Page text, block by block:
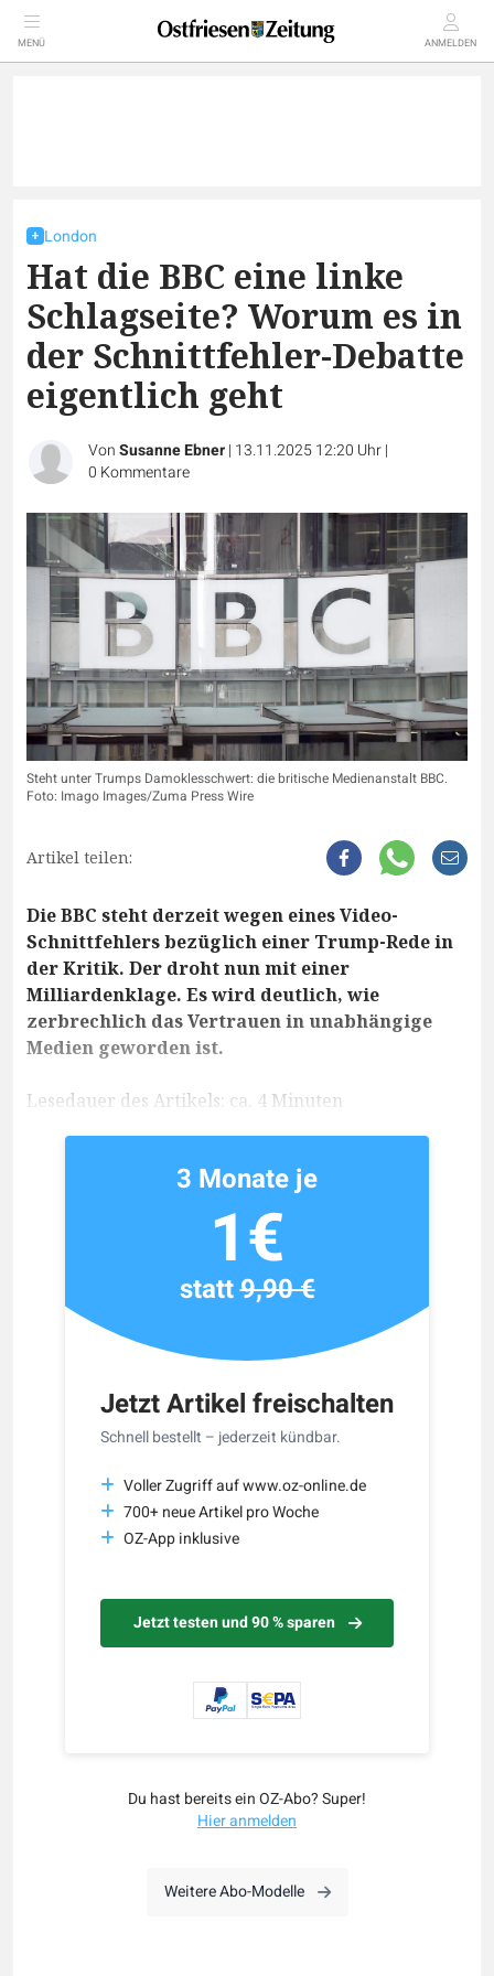
MENÜ ANMELDEN
London
Hat die BBC eine linke
Schlagseite? Worum es in
der Schnittfehler-Debatte
eigentlich geht
VonSusanne Ebner| 13.11.2025 12:20 Uhr|
0 Kommentare
Steht unter Trumps Damoklesschwert: die britische Medienanstalt BBC.
Foto: Imago Images/Zuma Press Wire
Artikel teilen:
Die BBC steht derzeit wegen eines Video-
Schnittfehlers bezüglich einer Trump-Rede in
der Kritik. Der droht nun mit einer
Milliardenklage. Es wird deutlich, wie
zerbrechlich das Vertrauen in unabhängige
Medien geworden ist.
Lesedauer des Artikels: ca. 4 Minuten
Jetzt Artikel freischalten
Schnell bestellt – jederzeit kündbar.
Voller Zugriff auf www.oz-online.de
700+ neue Artikel pro Woche
OZ-App inklusive
Jetzt testen und 90 % sparen
3 Monate je
1€
statt9,90 €
Du hast bereits ein OZ-Abo? Super!
Hier anmelden
Weitere Abo-Modelle